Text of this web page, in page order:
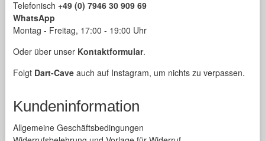
Telefonisch +49 (0) 7946 30 909 69
WhatsApp
Montag - Freitag, 17:00 - 19:00 Uhr
Oder über unser Kontaktformular.
Folgt Dart-Caveauch auf Instagram, um nichts zu verpassen.
Kundeninformation
Allgemeine Geschäftsbedingungen